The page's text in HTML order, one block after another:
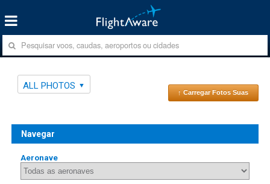
ALL PHOTOS
↑ Carregar Fotos Suas
Navegar
Aeronave